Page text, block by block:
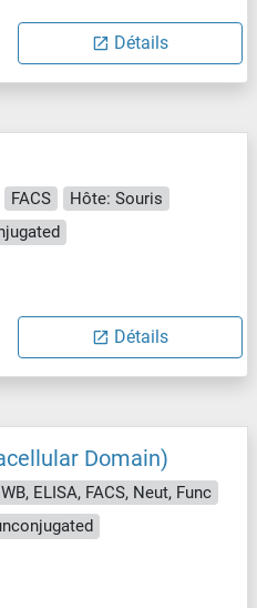
Détails
FACS
Hôte: Souris
Détails
Domain)
WB, ELISA, FACS, Neut, Func